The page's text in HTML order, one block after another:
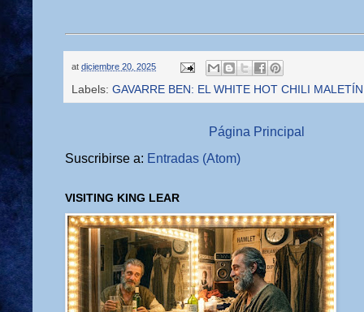
at diciembre 20, 2025
Labels: GAVARRE BEN: EL WHITE HOT CHILI MALETÍN
Página Principal
Suscribirse a: Entradas (Atom)
VISITING KING LEAR